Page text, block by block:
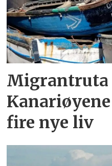
fire nye liv